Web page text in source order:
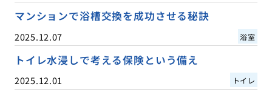
マンションで浴槽交換を成功させる秘訣
2025.12.07 浴室
トイレ水浸しで考える保険という備え
2025.12.01 トイレ